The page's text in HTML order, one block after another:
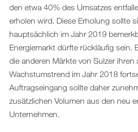
den etwa 40% des Umsatzes
erholen wird. Diese Erholung sollte
hauptsächlich im Jahr 2019
Energiemarkt dürfte rückläufig sein.
die anderen Märkte von Sulzer ihren
Wachstumstrend im Jahr 2018
Auftragseingang sollte daher
zusätzlichen Volumen aus den neu
Unternehmen.